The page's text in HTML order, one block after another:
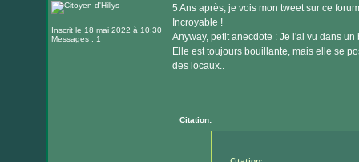
internet
Inscrit le 18 mai 2022 à 10:30
Messages : 1
5 Ans après, je vois mon tweet sur ce
Incroyable !
Anyway, petit anecdote : Je l'ai vu dans
Elle est toujours bouillante, mais elle se
des locaux..
Citation: